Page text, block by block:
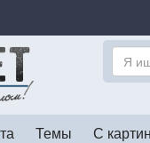
Темы С